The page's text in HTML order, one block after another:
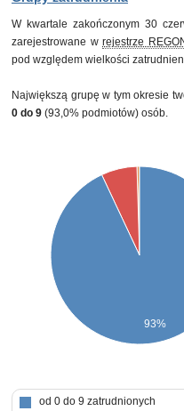
W kwartale zakończonym 30
zarejestrowane wrejestrze
pod względem wielkości
Największą grupę w tym okresie
0 do 9 (93,0% podmiotów) osób.
93%
od 0 do 9 zatrudnionych